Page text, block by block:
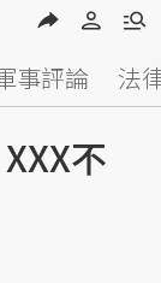
事評論 法
不